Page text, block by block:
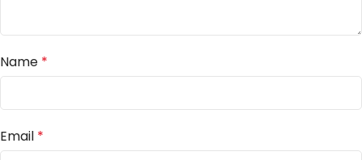
Name *
Email *